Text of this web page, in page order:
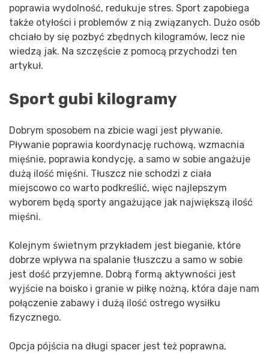
poprawia wydolność, redukuje stres. Sport zapobiega
także otyłości i problemów z nią związanych. Dużo osób
chciało by się pozbyć zbędnych kilogramów, lecz nie
wiedzą jak. Na szczęście z pomocą przychodzi ten
artykuł.
Sport gubi kilogramy
Dobrym sposobem na zbicie wagi jest pływanie.
Pływanie poprawia koordynację ruchową, wzmacnia
mięśnie, poprawia kondycję, a samo w sobie angażuje
dużą ilość mięśni. Tłuszcz nie schodzi z ciała
miejscowo co warto podkreślić, więc najlepszym
wyborem będą sporty angażujące jak największą ilość
mięśni.
Kolejnym świetnym przykładem jest bieganie, które
dobrze wpływa na spalanie tłuszczu a samo w sobie
jest dość przyjemne. Dobrą formą aktywności jest
wyjście na boisko i granie w piłkę nożną, która daje nam
połączenie zabawy i dużą ilość ostrego wysiłku
fizycznego.
Opcja pójścia na długi spacer jest też poprawna,